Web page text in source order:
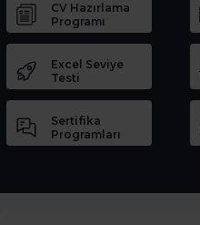
CV Hazırlama
Programı
Excel Seviye
Testi
Sertifika
Programları